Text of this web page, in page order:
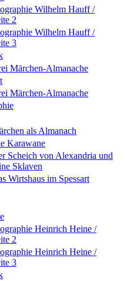
Wilhelm Hauff /
2
Wilhelm Hauff /
3
Märchen-Almanache
Märchen-Almanache
als Almanach
Karawane
Scheich von Alexandria und
Sklaven
Wirtshaus im Spessart
Heinrich Heine /
2
Heinrich Heine /
3